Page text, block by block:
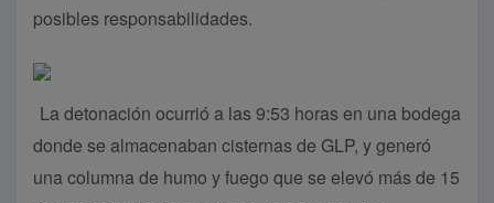
posibles responsabilidades.
La detonación ocurrió a las 9:53 horas en una bodega
donde se almacenaban cisternas de GLP, y generó
una columna de humo y fuego que se elevó más de 15